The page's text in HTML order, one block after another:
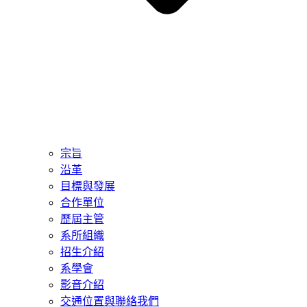
宗旨
沿革
目標與發展
合作單位
歷屆主管
系所組織
招生介紹
系學會
影音介紹
交通位置與聯絡我們